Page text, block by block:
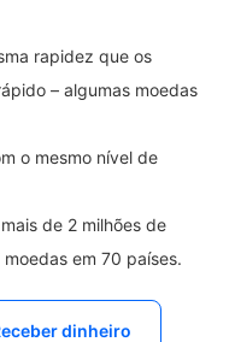
rapidez que os
– algumas moedas
o mesmo nível de
de 2 milhões de
em 70 países.
dinheiro